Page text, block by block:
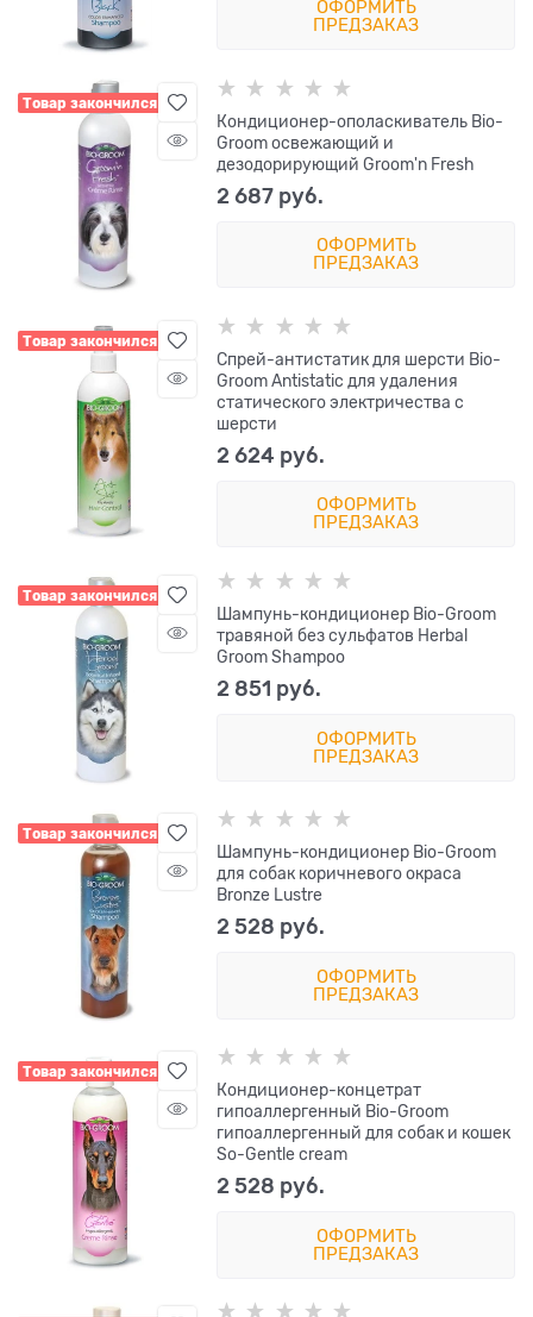
ОФОРМИТЬ
ПРЕДЗАКАЗ
Товар закончился
Кондиционер-ополаскиватель Bio-
Groom освежающий и
дезодорирующий Groom'n Fresh
2 687 руб.
ОФОРМИТЬ
ПРЕДЗАКАЗ
Товар закончился
Cпрей-антистатик для шерсти Bio-
Groom Antistatic для удаления
статического электричества с
шерсти
2 624 руб.
ОФОРМИТЬ
ПРЕДЗАКАЗ
Товар закончился
Шампунь-кондиционер Bio-Groom
травяной без сульфатов Herbal
Groom Shampoo
2 851 руб.
ОФОРМИТЬ
ПРЕДЗАКАЗ
Товар закончился
Шампунь-кондиционер Bio-Groom
для собак коричневого окраса
Bronze Lustre
2 528 руб.
ОФОРМИТЬ
ПРЕДЗАКАЗ
Товар закончился
Кондиционер-концетрат
гипоаллергенный Bio-Groom
гипоаллергенный для собак и кошек
So-Gentle cream
2 528 руб.
ОФОРМИТЬ
ПРЕДЗАКАЗ